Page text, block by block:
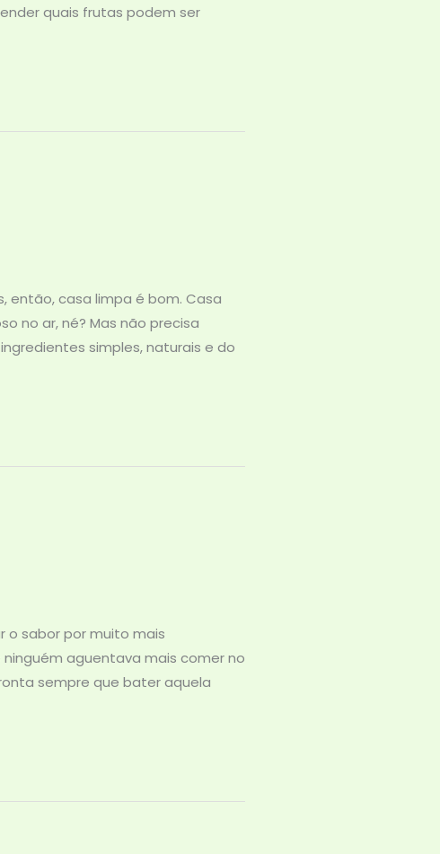
quais frutas podem ser
então, casa limpa é bom. Casa
no ar, né? Mas não precisa
simples, naturais e do
o sabor por muito mais
aguentava mais comer no
sempre que bater aquela